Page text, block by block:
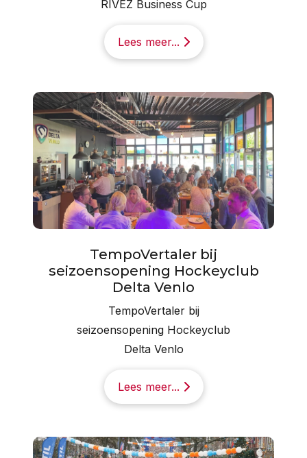
RIVEZ Business Cup
Lees meer...
TempoVertaler bij
seizoensopening Hockeyclub
Delta Venlo
TempoVertaler bij
seizoensopening Hockeyclub
Delta Venlo
Lees meer...